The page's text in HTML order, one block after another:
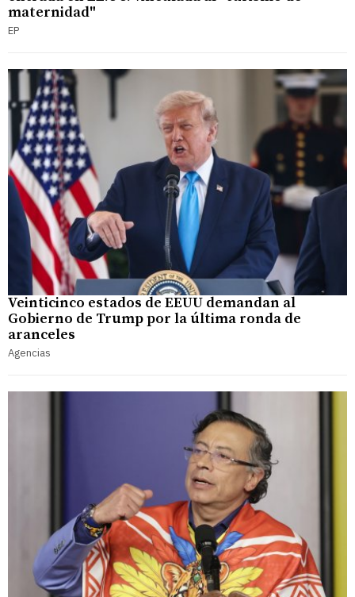
maternidad"
EP
Veinticinco estados de EEUU demandan al
Gobierno de Trump por la última ronda de
aranceles
Agencias